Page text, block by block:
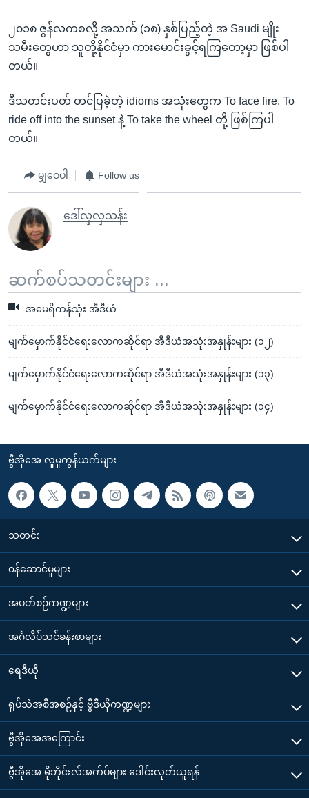
၂၀၁၈ ဇွန်လကစလို့ အသက် (၁၈) နှစ်ပြည့်တဲ့ အ Saudi မျိုး
သမီးတွေဟာ သူတို့နိုင်ငံမှာ ကားမောင်းခွင့်ရကြတော့မှာ ဖြစ်ပါ
တယ်။
ဒီသတင်းပတ် တင်ပြခဲ့တဲ့ idioms အသုံးတွေက To face fire, To
ride off into the sunset နဲ့ To take the wheel တို့ ဖြစ်ကြပါ
တယ်။
မျှဝေပါ Follow us
ဒေါ်လှလှသန်း
ဆက်စပ်သတင်းများ ...
အမေရိကန်သုံး အီဒီယံ
မျက်မှောက်နိုင်ငံရေးလောကဆိုင်ရာ အီဒီယံအသုံးအနှုန်းများ (၁၂)
မျက်မှောက်နိုင်ငံရေးလောကဆိုင်ရာ အီဒီယံအသုံးအနှုန်းများ (၁၃)
မျက်မှောက်နိုင်ငံရေးလောကဆိုင်ရာ အီဒီယံအသုံးအနှုန်းများ (၁၄)
ဗွီအိုအေ လူမှုကွန်ယက်များ
သတင်း
၀န်ဆောင်မှုများ
အပတ်စဉ်ကဏ္ဍများ
အင်္ဂလိပ်သင်ခန်းစာများ
ရေဒီယို
ရုပ်သံအစီအစဉ်နှင့် ဗွီဒီယိုကဏ္ဍများ
ဗွီအိုအေအကြောင်း
ဗွီအိုအေ မိုဘိုင်းလ်အက်ပ်များ ဒေါင်းလုတ်ယူရန်